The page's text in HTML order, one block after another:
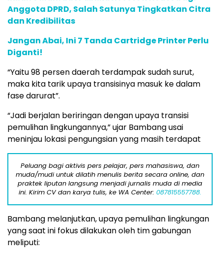
Anggota DPRD, Salah Satunya Tingkatkan Citra
dan Kredibilitas
Jangan Abai, Ini 7 Tanda Cartridge Printer Perlu
Diganti!
“Yaitu 98 persen daerah terdampak sudah surut,
maka kita tarik upaya transisinya masuk ke dalam
fase darurat”.
“Jadi berjalan beriringan dengan upaya transisi
pemulihan lingkungannya,” ujar Bambang usai
meninjau lokasi pengungsian yang masih terdapat
Peluang bagi aktivis pers pelajar, pers mahasiswa, dan
muda/mudi untuk dilatih menulis berita secara online, dan
praktek liputan langsung menjadi jurnalis muda di media
ini. Kirim CV dan karya tulis, ke WA Center: 087815557788.
Bambang melanjutkan, upaya pemulihan lingkungan
yang saat ini fokus dilakukan oleh tim gabungan
meliputi: